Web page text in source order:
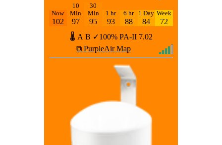
Now
102
10
Min
97
30
Min
95
1 hr
93
6 hr
88
1 Day
84
Week
72
🌡 A B ✓100% PA-II 7.02
⧉ PurpleAir Map